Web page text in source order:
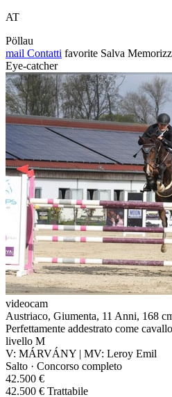
AT
Pöllau
mail Contatti favorite Salva
Eye-catcher
videocam
Austriaco, Giumenta, 11 Anni, 168
Perfettamente addestrato come
livello M
V: MÁRVÁNY | MV: Leroy Emil
Salto · Concorso completo
42.500 €
42.500 € Trattabile